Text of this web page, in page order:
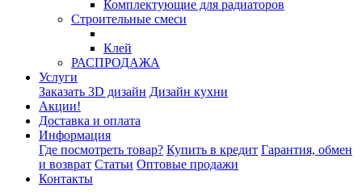
Комплектующие для радиаторов
Строительные смеси
Клей
РАСПРОДАЖА
Услуги
Заказать 3D дизайн Дизайн кухни
Акции!
Доставка и оплата
Информация
Где посмотреть товар? Купить в кредит Гарантия, обмен
и возврат Статьи Оптовые продажи
Контакты